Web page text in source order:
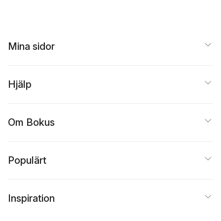
Mina sidor
Hjälp
Om Bokus
Populärt
Inspiration